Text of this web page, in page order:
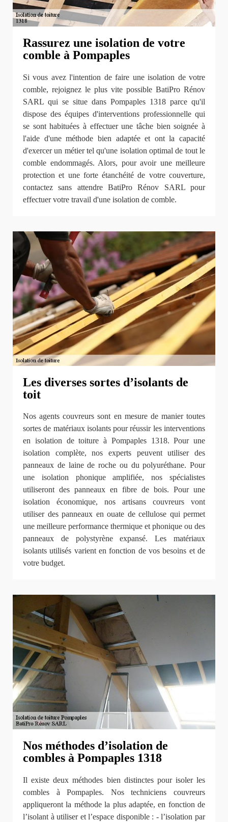
Rassurez une isolation de votre
comble à Pompaples
Si vous avez l'intention de faire une isolation de votre
comble, rejoignez le plus vite possible BatiPro Rénov
SARL qui se situe dans Pompaples 1318 parce qu'il
dispose des équipes d'interventions professionnelle qui
se sont habituées à effectuer une tâche bien soignée à
l'aide d'une méthode bien adaptée et ont la capacité
d'exercer un métier tel qu'une isolation optimal de tout le
comble endommagés. Alors, pour avoir une meilleure
protection et une forte étanchéité de votre couverture,
contactez sans attendre BatiPro Rénov SARL pour
effectuer votre travail d'une isolation de comble.
Les diverses sortes d’isolants de
toit
Nos agents couvreurs sont en mesure de manier toutes
sortes de matériaux isolants pour réussir les interventions
en isolation de toiture à Pompaples 1318. Pour une
isolation complète, nos experts peuvent utiliser des
panneaux de laine de roche ou du polyuréthane. Pour
une isolation phonique amplifiée, nos spécialistes
utiliseront des panneaux en fibre de bois. Pour une
isolation économique, nos artisans couvreurs vont
utiliser des panneaux en ouate de cellulose qui permet
une meilleure performance thermique et phonique ou des
panneaux de polystyrène expansé. Les matériaux
isolants utilisés varient en fonction de vos besoins et de
votre budget.
Nos méthodes d’isolation de
combles à Pompaples 1318
Il existe deux méthodes bien distinctes pour isoler les
combles à Pompaples. Nos techniciens couvreurs
appliqueront la méthode la plus adaptée, en fonction de
l’isolant à utiliser et l’espace disponible : - l’isolation par